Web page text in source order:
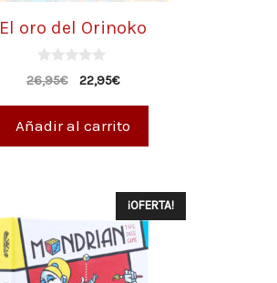
El oro del Orinoko
0
d
26,95€ 22,95€
Añadir al carrito
¡OFERTA!